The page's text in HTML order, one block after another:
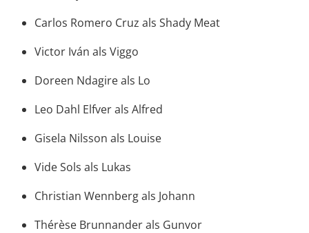
Carlos Romero Cruz als Shady Meat
Victor Iván als Viggo
Doreen Ndagire als Lo
Leo Dahl Elfver als Alfred
Gisela Nilsson als Louise
Vide Sols als Lukas
Christian Wennberg als Johann
Thérèse Brunnander als Gunvor